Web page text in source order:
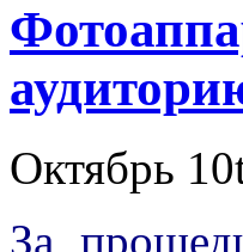
Октябрь
За